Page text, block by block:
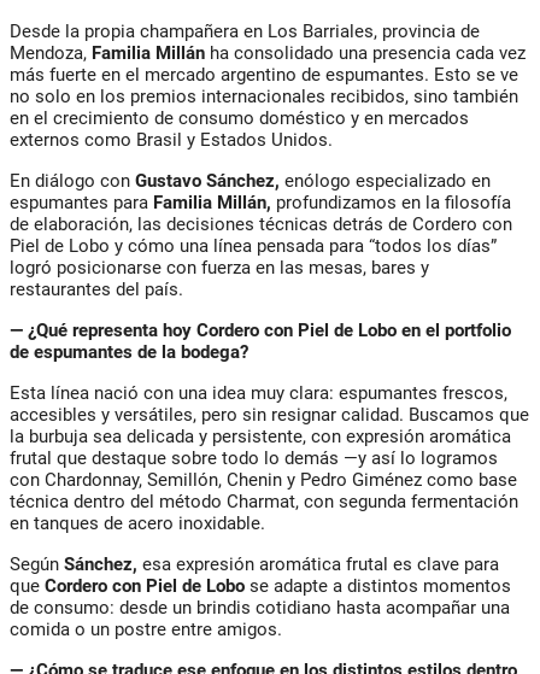
Desde la propia champañera en Los Barriales, provincia de
Mendoza, Familia Millán ha consolidado una presencia cada vez
más fuerte en el mercado argentino de espumantes. Esto se ve
no solo en los premios internacionales recibidos, sino también
en el crecimiento de consumo doméstico y en mercados
externos como Brasil y Estados Unidos.
En diálogo con Gustavo Sánchez, enólogo especializado en
espumantes para Familia Millán, profundizamos en la filosofía
de elaboración, las decisiones técnicas detrás de Cordero con
Piel de Lobo y cómo una línea pensada para “todos los días”
logró posicionarse con fuerza en las mesas, bares y
restaurantes del país.
— ¿Qué representa hoy Cordero con Piel de Lobo en el portfolio
de espumantes de la bodega?
Esta línea nació con una idea muy clara: espumantes frescos,
accesibles y versátiles, pero sin resignar calidad. Buscamos que
la burbuja sea delicada y persistente, con expresión aromática
frutal que destaque sobre todo lo demás —y así lo logramos
con Chardonnay, Semillón, Chenin y Pedro Giménez como base
técnica dentro del método Charmat, con segunda fermentación
en tanques de acero inoxidable.
Según Sánchez, esa expresión aromática frutal es clave para
que Cordero con Piel de Lobo se adapte a distintos momentos
de consumo: desde un brindis cotidiano hasta acompañar una
comida o un postre entre amigos.